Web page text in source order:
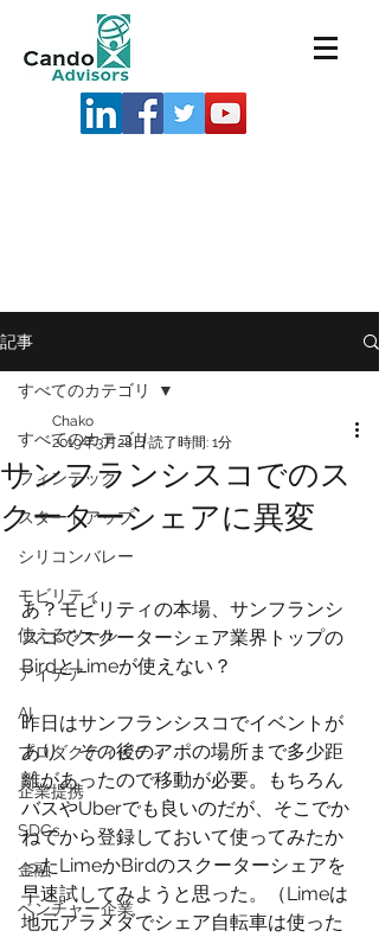
記事
すべてのカテゴリ
フィンテック
スタートアップ
シリコンバレー
モビリティ
使えるツール
アイデア
AI
プロダクティビティ
企業提携
SDGs
金融
ベンチャー企業
すべてのカテゴリ
サンフランシスコでのス
クーターシェアに異変
Chako
2019年3月28日読了時間: 1分
あ？モビリティの本場、サンフランシ
スコでスクーターシェア業界トップの
BirdとLimeが使えない？
昨日はサンフランシスコでイベントが
あり、その後のアポの場所まで多少距
離があったので移動が必要。もちろん
バスやUberでも良いのだが、そこでか
ねてから登録しておいて使ってみたか
ったLimeかBirdのスクーターシェアを
早速試してみようと思った。（Limeは
地元アラメダでシェア自転車は使った